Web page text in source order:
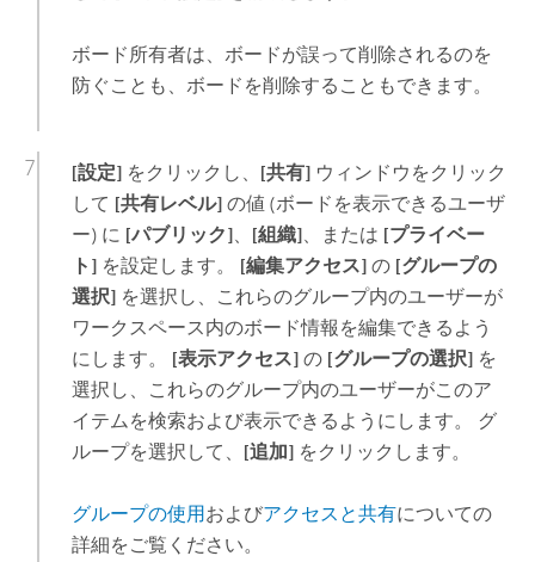
ボード所有者は、ボードが誤って削除されるのを
防ぐことも、ボードを削除することもできます。
[設定]をクリックし、 [共有]ウィンドウをクリック
して [共有レベル]の値 (ボードを表示できるユーザ
ー) に [パブリック]、 [組織]、または [プライベー
ト]を設定します。 [編集アクセス]の [グループの
選択]を選択し、これらのグループ内のユーザーが
ワークスペース内のボード情報を編集できるよう
にします。 [表示アクセス]の [グループの選択]を
選択し、これらのグループ内のユーザーがこのア
イテムを検索および表示できるようにします。 グ
ループを選択して、 [追加]をクリックします。
グループの使用およびアクセスと共有についての
詳細をご覧ください。